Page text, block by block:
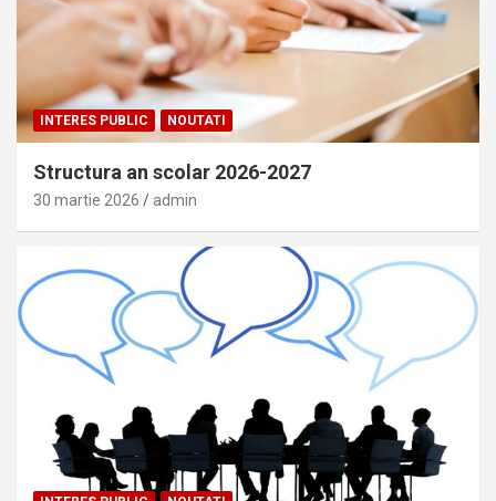
INTERES PUBLIC NOUTATI
Structura an scolar 2026-2027
30 martie 2026 admin